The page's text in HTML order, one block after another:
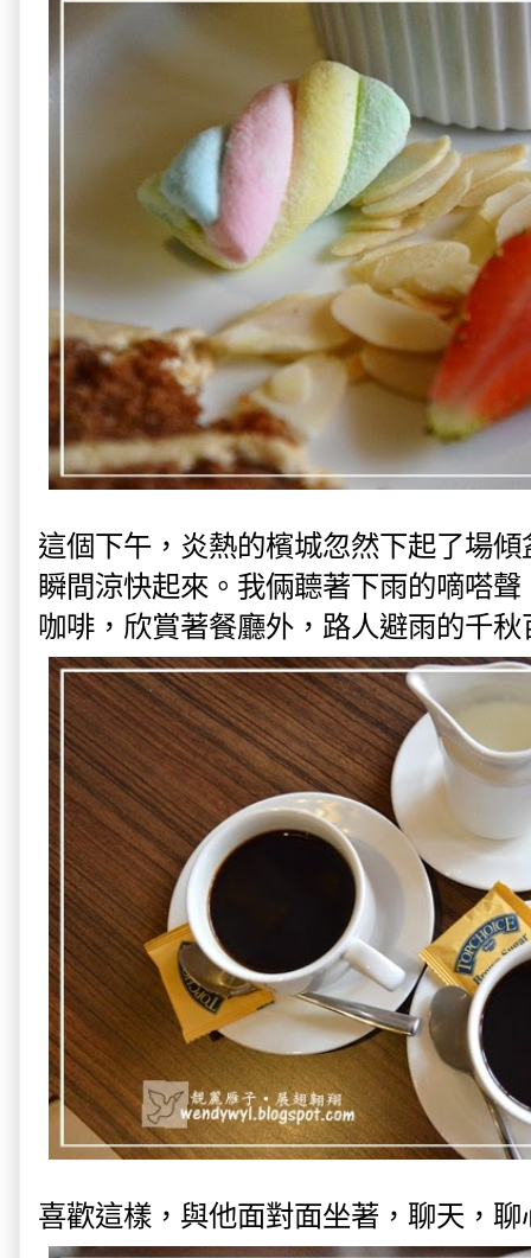
這個下午，炎熱的檳城忽然下起了場
瞬間涼快起來。我倆聼著下雨的嘀嗒
咖啡，欣賞著餐廳外，路人避雨的千秋
喜歡這樣，與他面對面坐著，聊天，